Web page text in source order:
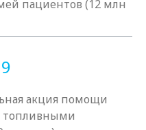
пациентов (12 млн
акция помощи